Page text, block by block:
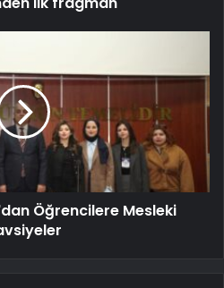
Öğrencilere Mesleki